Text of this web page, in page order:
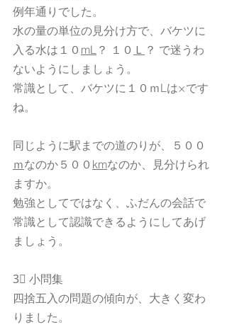
例年通りでした。
水の量の単位の見分け方で、バケツに
入る水は１０ mL ？ １０ Ｌ ？ で迷うわ
ないようにしましょう。
常識として、バケツに１０ｍLは×です
ね。
同じように駅までの道のりが、５００
ｍなのか５００ kmなのか、見分けられ
ますか。
勉強としてではなく、ふだんの会話で
常識として認識できるようにしてあげ
ましょう。
3⃣ 小問集
四捨五入の問題の傾向が、大きく変わ
りました。